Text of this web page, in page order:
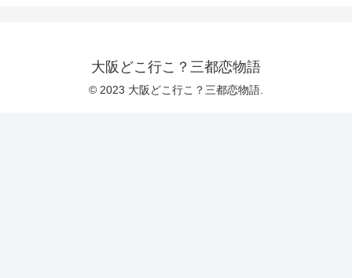
大阪どこ行こ？三都恋物語
© 2023 大阪どこ行こ？三都恋物語.